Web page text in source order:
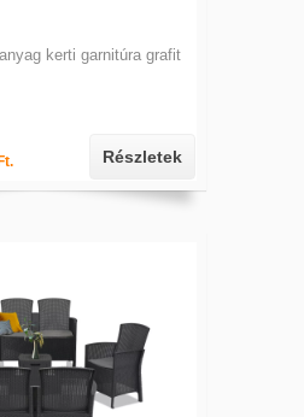
kerti garnitúra grafit
Részletek